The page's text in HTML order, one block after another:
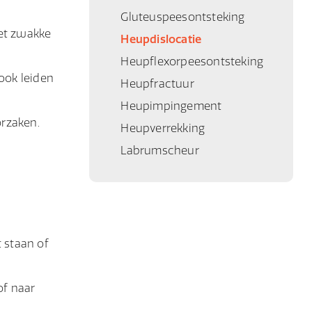
zwakke
leiden
staan of
naar
Gluteuspeesontsteking
Heupdislocatie
Heupflexorpeesontsteking
Heupfractuur
Heupimpingement
Heupverrekking
Labrumscheur